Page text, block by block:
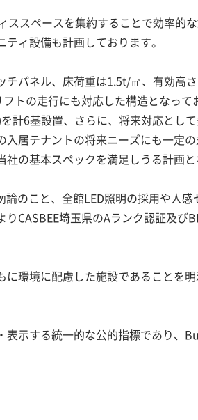
スペースを集約することで効率的
ィ設備も計画しております。
パネル、床荷重は1.5t/㎡、有効高
トの走行にも対応した構造となって
計6基設置、さらに、将来対応とし
居テナントの将来ニーズにも一定
の基本スペックを満足しうる計画と
のこと、全館LED照明の採用や人
CASBEE埼玉県のAランク認証及び
環境に配慮した施設であることを明
表示する統一的な公的指標であり、